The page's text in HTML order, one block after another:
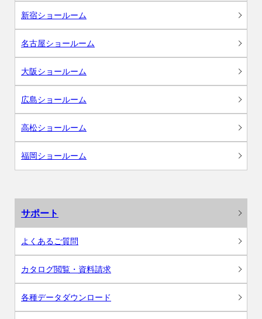
新宿ショールーム
名古屋ショールーム
大阪ショールーム
広島ショールーム
高松ショールーム
福岡ショールーム
サポート
よくあるご質問
カタログ閲覧・資料請求
各種データダウンロード